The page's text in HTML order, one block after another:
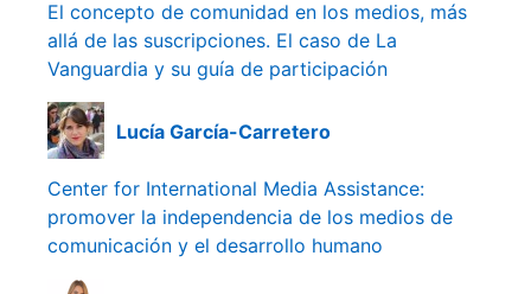
El concepto de comunidad en los medios, más
allá de las suscripciones. El caso de La
Vanguardia y su guía de participación
Lucía García-Carretero
Center for International Media Assistance:
promover la independencia de los medios de
comunicación y el desarrollo humano